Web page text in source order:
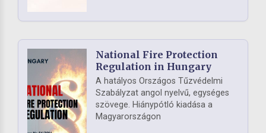
National Fire Protection
Regulation in Hungary
A hatályos Országos Tűzvédelmi
Szabályzat angol nyelvű, egységes
szövege. Hiánypótló kiadása a
Magyarországon